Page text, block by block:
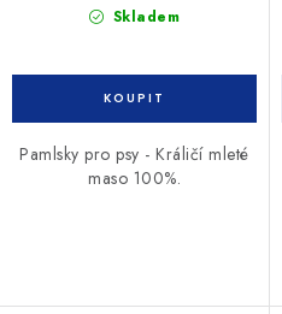
Skladem
Pamlsky pro psy - Králičí mleté
maso 100%.